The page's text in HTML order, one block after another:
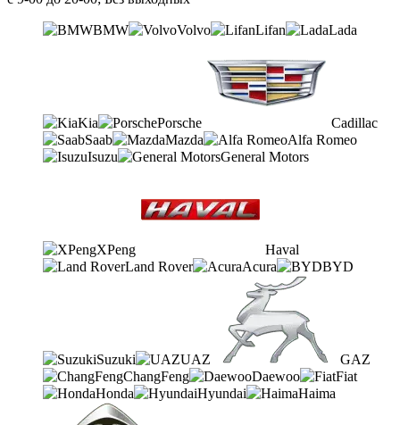
BMW Volvo Lifan Lada
Kia Porsche
Cadillac
Saab
Mazda
Alfa Romeo
Isuzu
General Motors
XPeng
Haval
Land Rover
Acura BYD
Suzuki UAZ
GAZ
ChangFeng
Daewoo
Fiat
Honda
Hyundai Haima